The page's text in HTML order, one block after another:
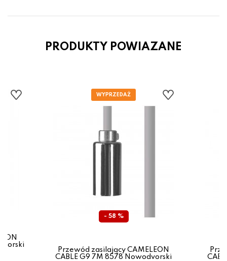
PRODUKTY POWIAZANE
- 58 %
Przewód zasilający CAMELEON
CABLE G9 7M 8578 Nowodvorski